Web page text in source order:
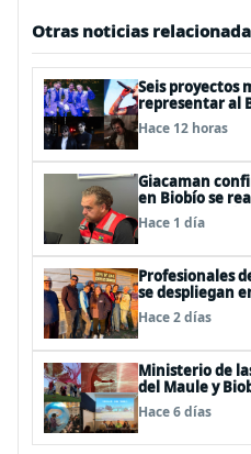
Otras noticias
Seis proyectos
representar al
Hace 12 horas
Giacaman
en Biobío se
de la concesión
Hace 1 día
Profesionales
se despliegan
de niños
Hace 2 días
Ministerio de
del Maule y
Creación 2026
Hace 6 días